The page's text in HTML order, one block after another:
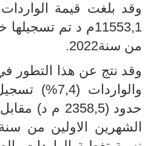
11553,1م د تم تسجيلها خلال الشهرين الاولين
من سنة2022.
وقد نتج عن هذا التطور
والواردات
الشهرين الاولين